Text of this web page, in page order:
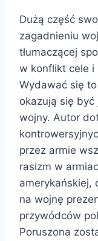
Dużą część
zagadnieniu
tłumaczącej
w konflikt cele i
Wydawać się
okazują się
wojny. Autor
przez armie
rasizm w
amerykańskiej,
na wojnę
przywódców
Poruszona